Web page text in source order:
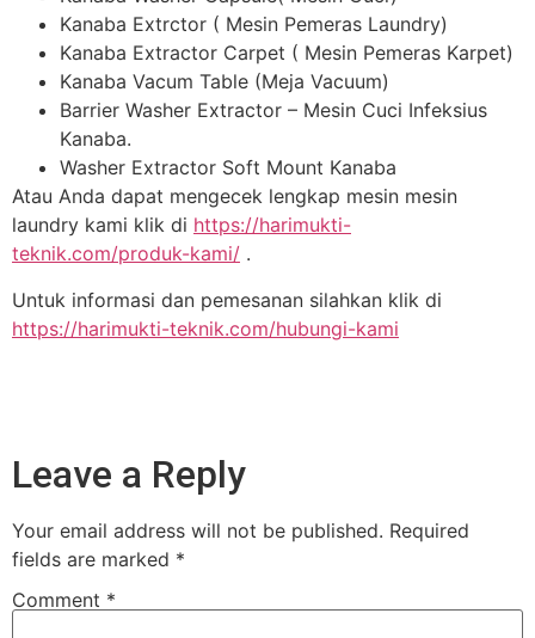
Kanaba Extrctor ( Mesin Pemeras Laundry)
Kanaba Extractor Carpet ( Mesin Pemeras Karpet)
Kanaba Vacum Table (Meja Vacuum)
Barrier Washer Extractor – Mesin Cuci Infeksius
Kanaba.
Washer Extractor Soft Mount Kanaba
Atau Anda dapat mengecek lengkap mesin mesin
laundry kami klik di https://harimukti-
teknik.com/produk-kami/ .
Untuk informasi dan pemesanan silahkan klik di
https://harimukti-teknik.com/hubungi-kami
Leave a Reply
Your email address will not be published. Required
fields are marked *
Comment *